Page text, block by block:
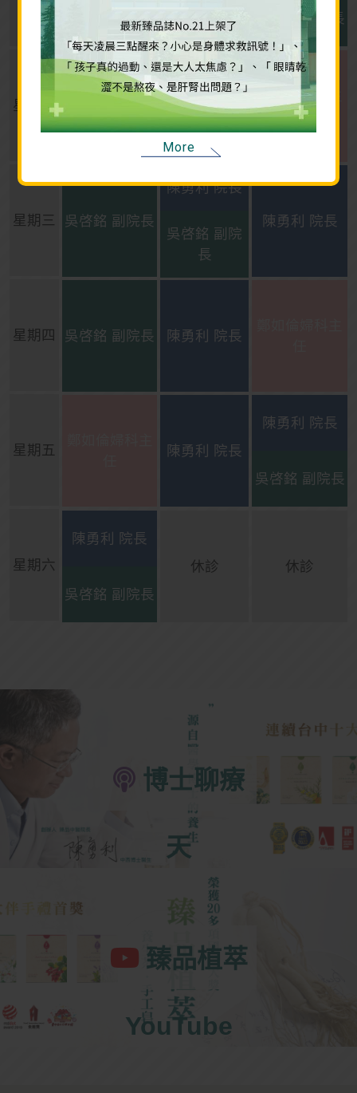
星期二
星期三
星期四
星期五
星期六
吳啓銘 副院長
吳啓銘 副院長
吳啓銘 副院長
陳勇利 院長
吳啓銘 副院長
任
陳勇利 院長
陳勇利 院長
吳啓銘 副院
長
陳勇利 院長
陳勇利 院長
休診
吳啓銘 副院長
鄭如倫婦科主
任
陳勇利 院長
陳勇利 院長
吳啓銘 副院長
休診
博士聊療
天
臻品植萃
YouTube
More